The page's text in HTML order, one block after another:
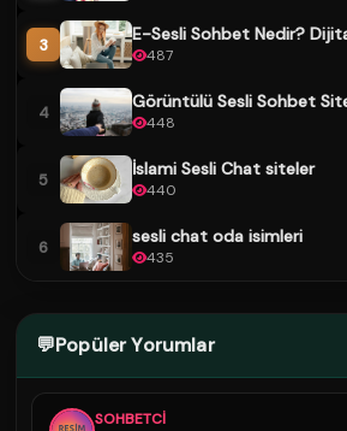
3 E-Sesli Sohbet Nedir?
487
4 Görüntülü Sesli Sohbet
448
5 İslami Sesli Chat siteler
440
6 sesli chat oda isimleri
435
💬Popüler Yorumlar
SOHBETCİ